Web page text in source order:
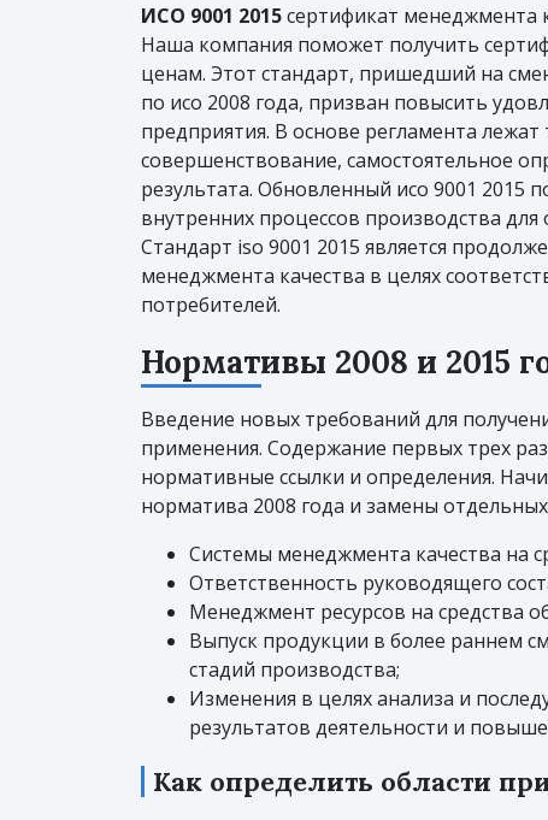
ИСО 9001 2015сертификат менеджмента
Наша компания поможет получить
ценам. Этот стандарт, пришедший на
по исо 2008 года, призван повысить
предприятия. В основе регламента
совершенствование, самостоятельное
результата. Обновленный исо 9001 2015
внутренних процессов производства
Стандарт iso 9001 2015 является
менеджмента качества в целях
потребителей.
Нормативы 2008 и 2015
Введение новых требований для
применения. Содержание первых трех
нормативные ссылки и определения.
норматива 2008 года и замены
Системы менеджмента качества на
Ответственность руководящего
Менеджмент ресурсов на средства
Выпуск продукции в более раннем
стадий производства;
Изменения в целях анализа и
результатов деятельности и
Как определить области